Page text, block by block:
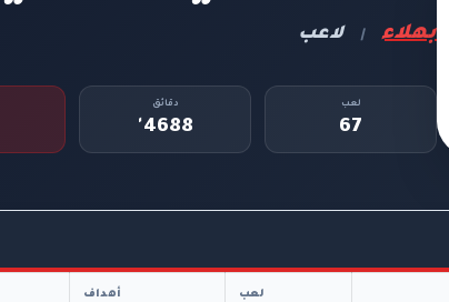
بهلاء | لاعب
لعب
67
دقائق
4688'
لعب أهداف